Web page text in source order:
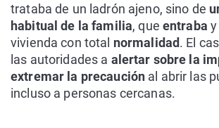
trataba de un ladrón ajeno, sino de
habitual de la familia, que entraba
vivienda con total normalidad. El
las autoridades a alertar sobre la
extremar la precaución al abrir las
incluso a personas cercanas.